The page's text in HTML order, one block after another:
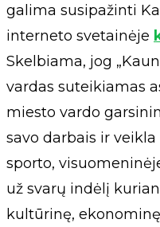
galima susipažinti
interneto svetainėje
Skelbiama, jog
vardas suteikiamas
miesto vardo
savo darbais ir
sporto,
už svarų indėlį
kultūrinę,